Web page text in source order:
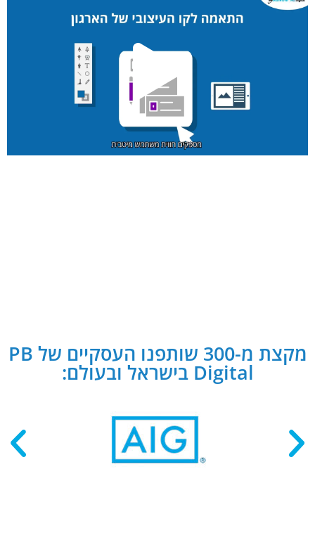
מקצת מ-300 שותפנו העסקיים של PB
Digital בישראל ובעולם: